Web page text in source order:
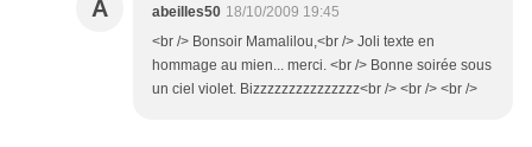
A abeilles50 18/10/2009 19:45
<br /> Bonsoir Mamalilou,<br /> Joli texte en
hommage au mien... merci. <br /> Bonne soirée sous
un ciel violet. Bizzzzzzzzzzzzzzz<br /> <br /> <br />